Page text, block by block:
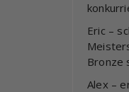
Eric –
Bronze
Alex –